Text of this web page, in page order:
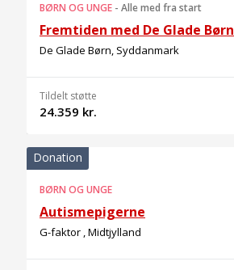
BØRN OG UNGE - Alle med fra start
Fremtiden med De Glade Børn
De Glade Børn, Syddanmark
Tildelt støtte
24.359 kr.
Donation
BØRN OG UNGE
Autismepigerne
G-faktor , Midtjylland